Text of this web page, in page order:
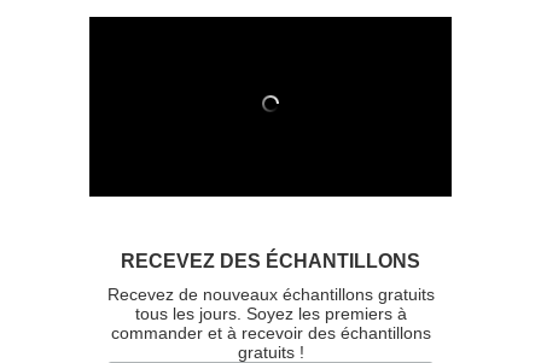
RECEVEZ DES ÉCHANTILLONS
Recevez de nouveaux échantillons gratuits
tous les jours. Soyez les premiers à
commander et à recevoir des échantillons
gratuits !